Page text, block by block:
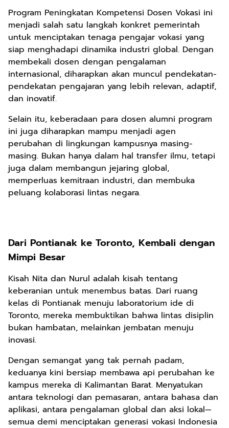
Program Peningkatan Kompetensi Dosen Vokasi ini
menjadi salah satu langkah konkret pemerintah
untuk menciptakan tenaga pengajar vokasi yang
siap menghadapi dinamika industri global. Dengan
membekali dosen dengan pengalaman
internasional, diharapkan akan muncul pendekatan-
pendekatan pengajaran yang lebih relevan, adaptif,
dan inovatif.
Selain itu, keberadaan para dosen alumni program
ini juga diharapkan mampu menjadi agen
perubahan di lingkungan kampusnya masing-
masing. Bukan hanya dalam hal transfer ilmu, tetapi
juga dalam membangun jejaring global,
memperluas kemitraan industri, dan membuka
peluang kolaborasi lintas negara.
Dari Pontianak ke Toronto, Kembali dengan
Mimpi Besar
Kisah Nita dan Nurul adalah kisah tentang
keberanian untuk menembus batas. Dari ruang
kelas di Pontianak menuju laboratorium ide di
Toronto, mereka membuktikan bahwa lintas disiplin
bukan hambatan, melainkan jembatan menuju
inovasi.
Dengan semangat yang tak pernah padam,
keduanya kini bersiap membawa api perubahan ke
kampus mereka di Kalimantan Barat. Menyatukan
antara teknologi dan pemasaran, antara bahasa dan
aplikasi, antara pengalaman global dan aksi lokal—
semua demi menciptakan generasi vokasi Indonesia